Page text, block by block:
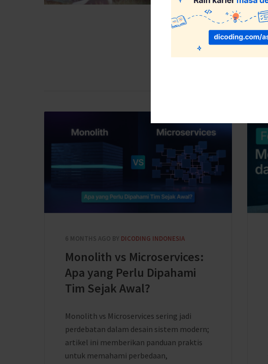
6 MONTHS AGO BY DICODING INDONESIA
Monolith vs Microservices:
Apa yang Perlu Dipahami
Tim Sejak Awal?
Monolith vs Microservices sering jadi
perdebatan dalam desain sistem modern;
artikel ini memberikan panduan praktis
untuk memahami perbedaan,